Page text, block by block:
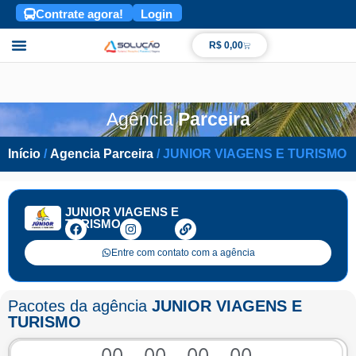
Contrate agora! Login
R$ 0,00
AgênciaParceira
Início /Agencia Parceira / JUNIOR VIAGENS E TURISMO
JUNIOR VIAGENS E
TURISMO
Entre com contato com a agência
Pacotes da agência JUNIOR VIAGENS E
TURISMO